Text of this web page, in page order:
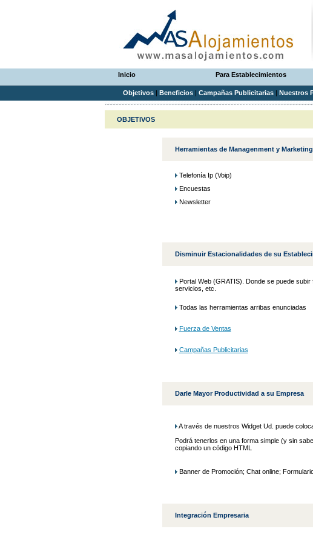
Inicio Para Establecimientos
Objetivos | Beneficios | Campañas Publicitarias | Nuestros
OBJETIVOS
Herramientas de Managenment y
Telefonía Ip (Voip)
Encuestas
Newsletter
Disminuir Estacionalidades de su
Portal Web (GRATIS). Donde se puede
servicios, etc.
Todas las herramientas arribas enunciadas
Fuerza de Ventas
Campañas Publicitarias
Darle Mayor Productividad a su Empresa
A través de nuestros Widget Ud. puede
Podrá tenerlos en una forma simple (y sin
copiando un código HTML
Banner de Promoción; Chat online;
Integración Empresaria